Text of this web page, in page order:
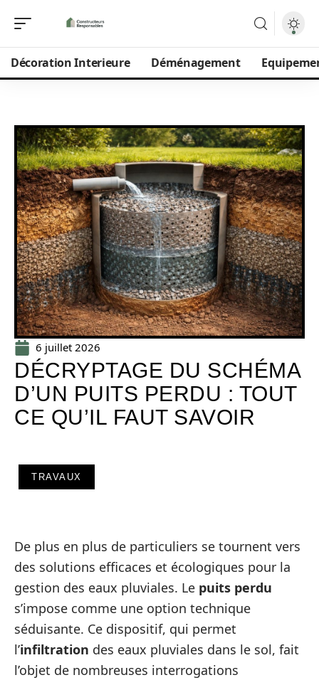
Décoration Interieure Déménagement
6 juillet 2026
DÉCRYPTAGE DU SCHÉMA
D’UN PUITS PERDU : TOUT
CE QU’IL FAUT SAVOIR
TRAVAUX
De plus en plus de particuliers se tournent vers
des solutions efficaces et écologiques pour la
gestion des eaux pluviales. Le puits perdu
s’impose comme une option technique
séduisante. Ce dispositif, qui permet
l’infiltration des eaux pluviales dans le sol, fait
l’objet de nombreuses interrogations